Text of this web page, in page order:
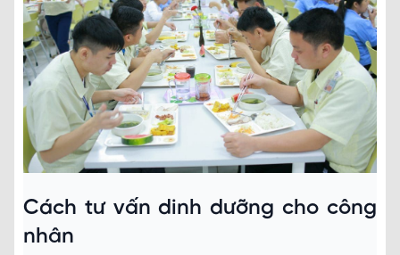
Cách tư vấn dinh dưỡng cho công
nhân